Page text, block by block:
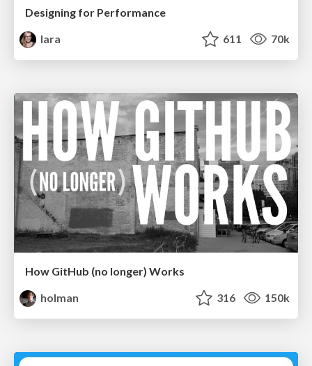
Designing for Performance
lara
611 70k
How GitHub (no longer) Works
holman
316 150k